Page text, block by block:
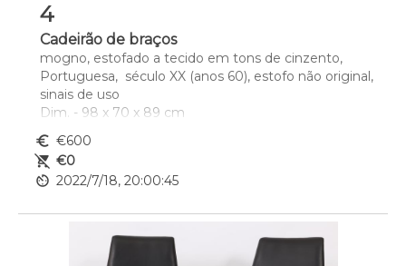
4
Cadeirão de braços
mogno, estofado a tecido em tons de cinzento,
Portuguesa,  século XX (anos 60), estofo não original,
sinais de uso
Dim. - 98 x 70 x 89 cm
euro_symbol €600
remove_shopping_cart €0
av_timer 2022/7/18, 20:00:45